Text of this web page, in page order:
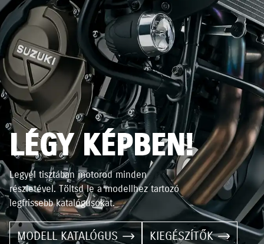
LÉGY KÉPBEN!
Legyél tisztában motorod minden
részletével. Töltsd le a modellhez tartozó
legfrissebb katalógusokat.
MODELL KATALÓGUS
KIEGÉSZÍTŐK